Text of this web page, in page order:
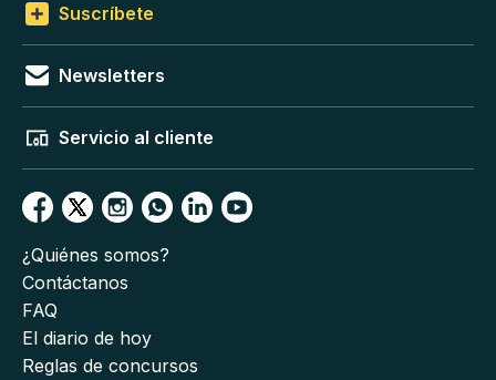
Suscríbete
Newsletters
Servicio al cliente
¿Quiénes somos?
Contáctanos
FAQ
El diario de hoy
Reglas de concursos